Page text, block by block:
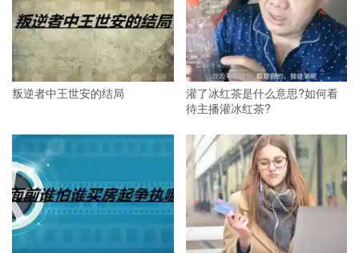
叛逆者中王世安的结局
灌了冰红茶是什么意思?如何看
待主播灌冰红茶?